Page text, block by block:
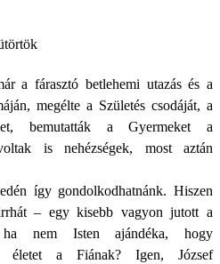
a fárasztó betlehemi utazás és a
megélte a Születés csodáját, a
bemutatták a Gyermeket a
is nehézségek, most aztán
így gondolkodhatnánk. Hiszen
– egy kisebb vagyon jutott a
nem Isten ajándéka, hogy
életet a Fiának? Igen, József